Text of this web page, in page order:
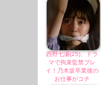
西野七瀬(25)、ドラ
マで拘束監禁プレ
イ！乃木坂卒業後の
お仕事がコチ